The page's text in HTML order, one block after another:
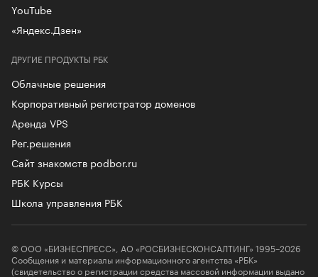
ДРУГИЕ ПРОДУКТЫ РБК
Облачные решения
Корпоративный регистратор доменов
Аренда VPS
Рег.решения
Сайт знакомств podbor.ru
РБК Курсы
Школа управления РБК
YouTube
«Яндекс.Дзен»
© ООО «БИЗНЕСПРЕСС», АО «РОСБИЗНЕСКОНСАЛТИНГ» 1995–2026
Сообщения и материалы информационного агентства «РБК»
(свидетельство о регистрации средства массовой информации выдано